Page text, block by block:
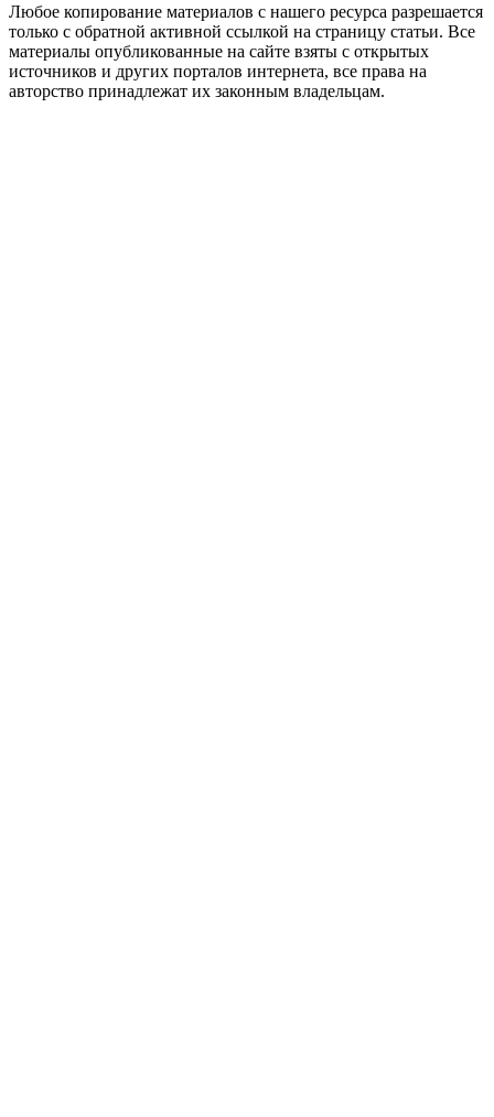
Любое копирование материалов с нашего ресурса разрешается
только с обратной активной ссылкой на страницу статьи. Все
материалы опубликованные на сайте взяты с открытых
источников и других порталов интернета, все права на
авторство принадлежат их законным владельцам.